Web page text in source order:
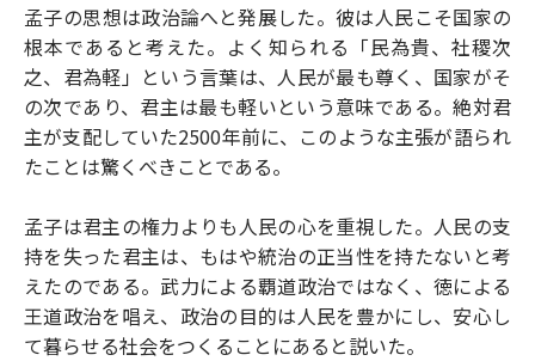
孟子の思想は政治論へと発展した。彼は人民こそ国家の
根本であると考えた。よく知られる「民為貴、社稷次
之、君為軽」という言葉は、人民が最も尊く、国家がそ
の次であり、君主は最も軽いという意味である。絶対君
主が支配していた2500年前に、このような主張が語られ
たことは驚くべきことである。
孟子は君主の権力よりも人民の心を重視した。人民の支
持を失った君主は、もはや統治の正当性を持たないと考
えたのである。武力による覇道政治ではなく、徳による
王道政治を唱え、政治の目的は人民を豊かにし、安心し
て暮らせる社会をつくることにあると説いた。